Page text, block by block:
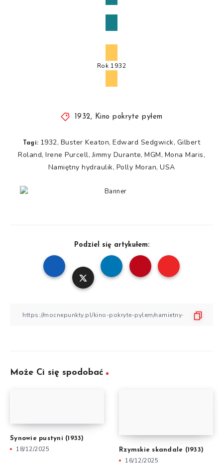
Rok 1932
1932, Kino pokryte pyłem
Tagi: 1932, Buster Keaton,Edward Sedgwick, Gilbert
Roland, Irene Purcell,Jimmy Durante, MGM, Mona Maris,
Namiętny hydraulik, Polly Moran, USA
Podziel się artykułem:
Może Ci się spodobać
Synowie pustyni (1933)
18/12/2025 Rzymskie skandale (1933)
16/12/2025